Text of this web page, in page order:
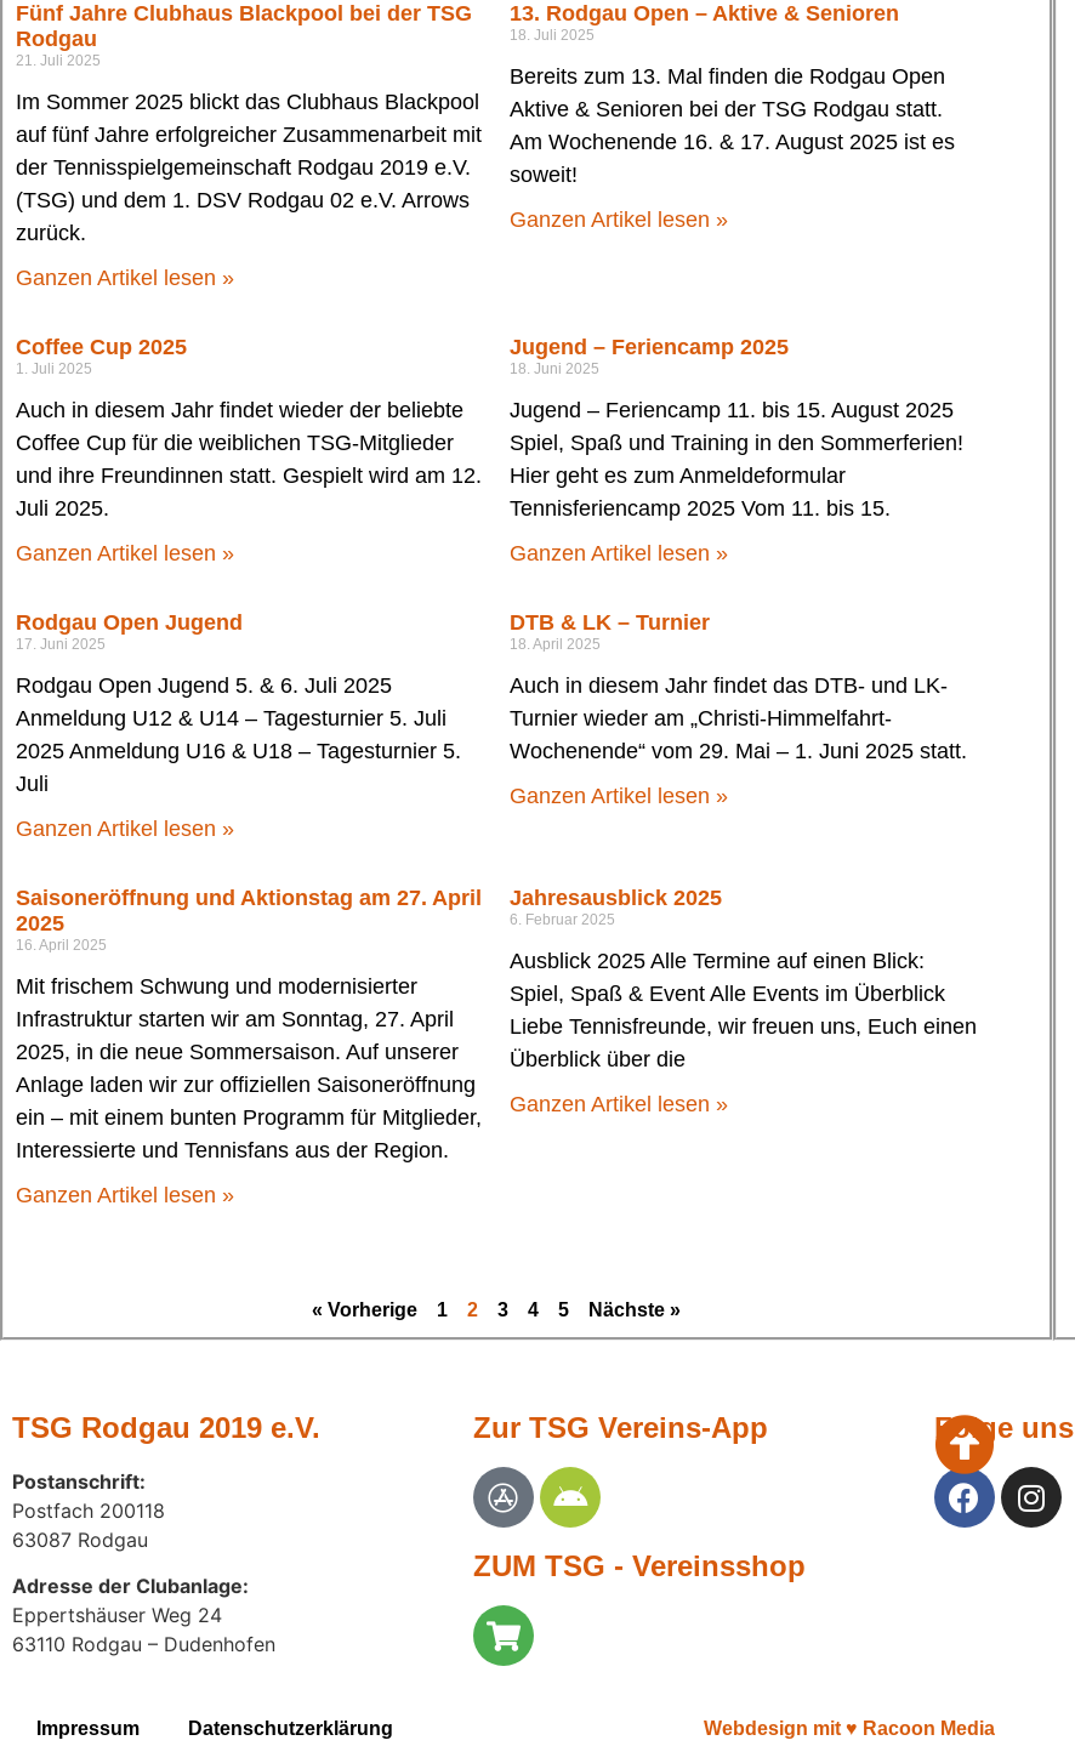
Fünf Jahre Clubhaus Blackpool bei der TSG
Rodgau
21. Juli 2025
Im Sommer 2025 blickt das Clubhaus Blackpool
auf fünf Jahre erfolgreicher Zusammenarbeit mit
der Tennisspielgemeinschaft Rodgau 2019 e.V.
(TSG) und dem 1. DSV Rodgau 02 e.V. Arrows
zurück.
Ganzen Artikel lesen »
13. Rodgau Open – Aktive & Senioren
18. Juli 2025
Bereits zum 13. Mal finden die Rodgau Open
Aktive & Senioren bei der TSG Rodgau statt.
Am Wochenende 16. & 17. August 2025 ist es
soweit!
Ganzen Artikel lesen »
Coffee Cup 2025
1. Juli 2025
Auch in diesem Jahr findet wieder der beliebte
Coffee Cup für die weiblichen TSG-Mitglieder
und ihre Freundinnen statt. Gespielt wird am 12.
Juli 2025.
Ganzen Artikel lesen »
Jugend – Feriencamp 2025
18. Juni 2025
Jugend – Feriencamp 11. bis 15. August 2025
Spiel, Spaß und Training in den Sommerferien!
Hier geht es zum Anmeldeformular
Tennisferiencamp 2025 Vom 11. bis 15.
Ganzen Artikel lesen »
Rodgau Open Jugend
17. Juni 2025
Rodgau Open Jugend 5. & 6. Juli 2025
Anmeldung U12 & U14 – Tagesturnier 5. Juli
2025 Anmeldung U16 & U18 – Tagesturnier 5.
Juli
Ganzen Artikel lesen »
DTB & LK – Turnier
18. April 2025
Auch in diesem Jahr findet das DTB- und LK-
Turnier wieder am „Christi-Himmelfahrt-
Wochenende“ vom 29. Mai – 1. Juni 2025 statt.
Ganzen Artikel lesen »
Saisoneröffnung und Aktionstag am 27. April
2025
16. April 2025
Mit frischem Schwung und modernisierter
Infrastruktur starten wir am Sonntag, 27. April
2025, in die neue Sommersaison. Auf unserer
Anlage laden wir zur offiziellen Saisoneröffnung
ein – mit einem bunten Programm für Mitglieder,
Interessierte und Tennisfans aus der Region.
Ganzen Artikel lesen »
Jahresausblick 2025
6. Februar 2025
Ausblick 2025 Alle Termine auf einen Blick:
Spiel, Spaß & Event Alle Events im Überblick
Liebe Tennisfreunde, wir freuen uns, Euch einen
Überblick über die
Ganzen Artikel lesen »
« Vorherige 1 2 3 4 5 Nächste »
TSG Rodgau 2019 e.V.
Postanschrift:
Postfach 200118
63087 Rodgau
Adresse der Clubanlage:
Eppertshäuser Weg 24
63110 Rodgau – Dudenhofen
Zur TSG Vereins-App
ZUM TSG - Vereinsshop
Folge uns
Impressum Datenschutzerklärung Webdesign mit ♥︎ Racoon Media